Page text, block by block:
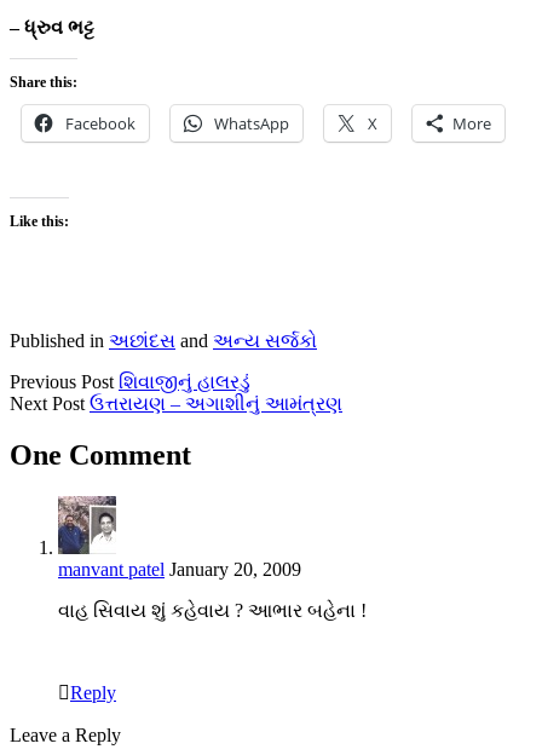
– ધ્રુવ ભટ્ટ
Share this:
Facebook WhatsApp X More
Like this:
Published in અછાંદસ and અન્ય સર્જકો
Previous Post શિવાજીનું હાલરડું
Next Post ઉત્તરાયણ – અગાશીનું આમંત્રણ
One Comment
manvant patel January 20, 2009
વાહ સિવાય શું કહેવાય ? આભાર બહેના !
Reply
Leave a Reply